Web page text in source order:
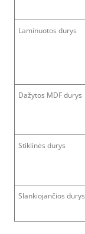
Laminuotos durys
Dažytos MDF durys
Stiklinės durys
Slankiojančios durys